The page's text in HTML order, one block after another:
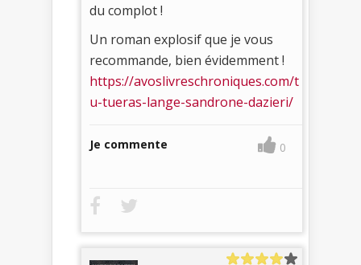
du complot !
Un roman explosif que je vous
recommande, bien évidemment !
https://avoslivreschroniques.com/t
u-tueras-lange-sandrone-dazieri/
Je commente 0